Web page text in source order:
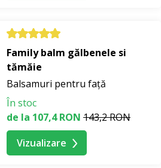
Family balm gălbenele si
tămăie
Balsamuri pentru față
În stoc
de la 107,4 RON 143,2 RON
Vizualizare